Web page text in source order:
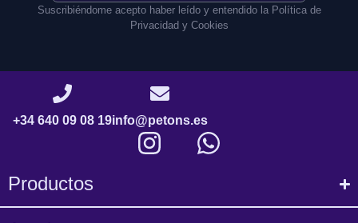
Suscribiéndome acepto haber leído y entendido la Política de
Privacidad y Cookies
+34 640 09 08 19info@petons.es
Productos